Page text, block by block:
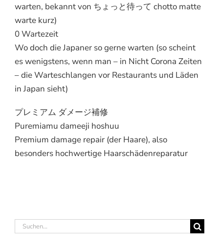
warten, bekannt von ちょっと待って chotto matte
warte kurz)
0 Wartezeit
Wo doch die Japaner so gerne warten (so scheint
es wenigstens, wenn man – in Nicht Corona Zeiten
– die Warteschlangen vor Restaurants und Läden
in Japan sieht)
プレミアム ダメージ補修
Puremiamu dameeji hoshuu
Premium damage repair (der Haare), also
besonders hochwertige Haarschädenreparatur
Suche